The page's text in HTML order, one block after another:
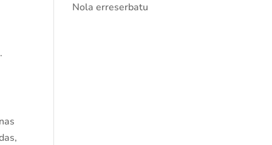
Nola erreserbatu